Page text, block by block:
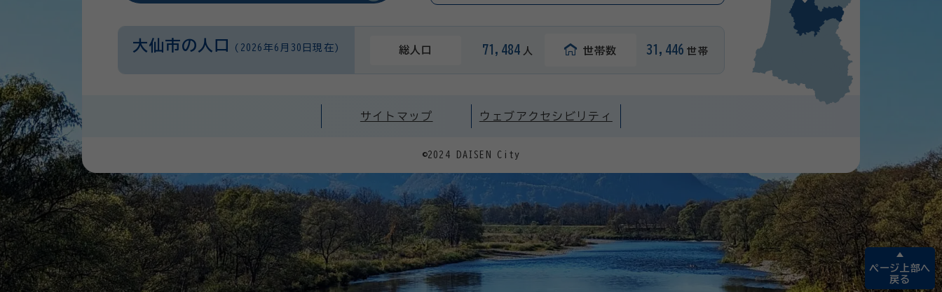
大仙市の人口 (2026年6月30日現在) 総人口 71,484 人 世帯数 31,446 世帯
サイトマップ ウェブアクセシビリティ
©2024 DAISEN City
ページ上部へ
戻る